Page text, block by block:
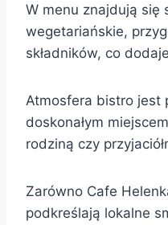
W menu znajdują się
wegetariańskie,
składników, co
Atmosfera bistro jest
doskonałym
rodziną czy
Zarówno Cafe
podkreślają lokalne